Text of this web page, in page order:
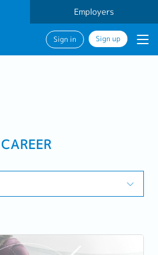
Employers
Sign in Sign up
CAREER